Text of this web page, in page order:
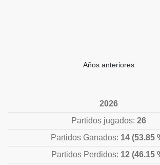
Años anteriores
2026
Partidos jugados: 26
Partidos Ganados: 14 (53.85
Partidos Perdidos: 12 (46.15